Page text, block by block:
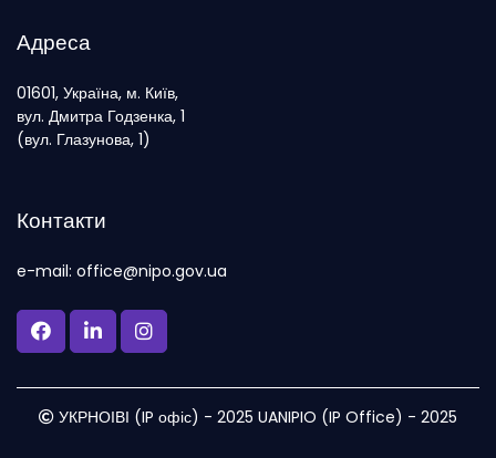
Адреса
01601, Україна, м. Київ,
вул. Дмитра Годзенка, 1
(вул. Глазунова, 1)
Контакти
e-mail: office@nipo.gov.ua
УКРНОІВІ (IP офіс) - 2025 UANIPIO (IP Office) - 2025